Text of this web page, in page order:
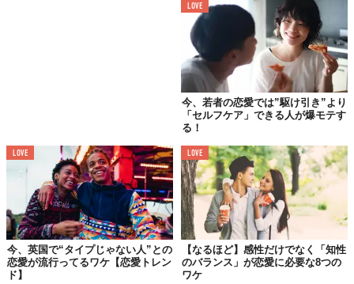
・この実践法は個人の幸福感を超え、関係の満足度、対立解決、嫉妬の処理などに
マルティン・ルター大学ハレ・ヴィッテンベルク（MLU）の研究
により、セルフコンパッション（自己慈悲）は、恋愛関係の満足
度を高める大きな要因であることが明らかになった。
そもそもセルフコンパッションとは、自分の短所や失敗に対して
「思いやり」と「優しさ」を持つことを指す。要するに、自分で
自分を労ってあげる行為だ。
209組のカップルを対象に行われた研究では、セルフコンパッシ
ョンを持つことが両パートナーにとって非常に有益であるという
結果を示した。特に男性は、セルフコンパッションを持つ女性パ
ートナーとの関係で、高い満足度を経験する傾向にあるとのこ
と。
LOVE
今、若者の恋愛では”駆け引き”より
「セルフケア」できる人が爆モテす
る！
LOVE
今、英国で“タイプじゃない人”との
恋愛が流行ってるワケ【恋愛トレン
ド】
LOVE
【なるほど】感性だけでなく「知性
のバランス」が恋愛に必要な8つの
ワケ